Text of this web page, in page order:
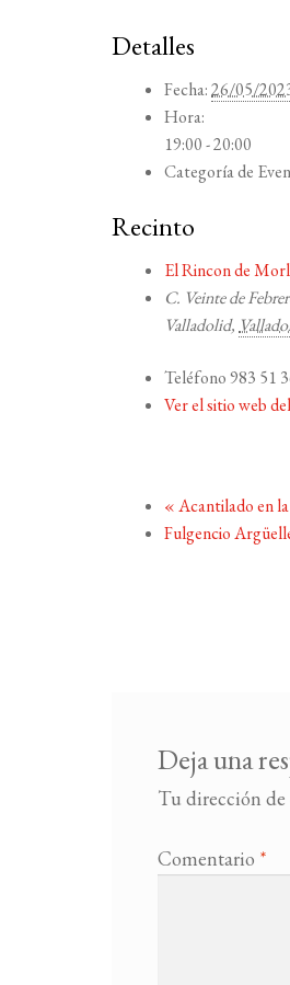
Detalles
Fecha: 26/05/
Hora:
19:00 - 20:00
Categoría de
Recinto
El Rincon de
C. Veinte de
Valladolid,
Teléfono 983 51
Ver el sitio web
«Acantilado en
Fulgencio
Deja una
Tu dirección de
Comentario *